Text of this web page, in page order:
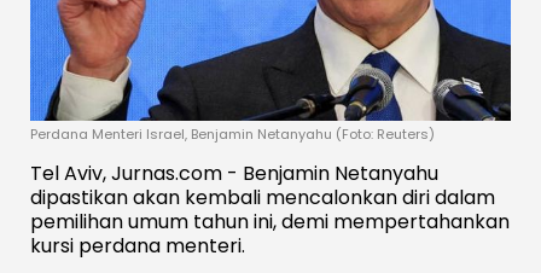
Perdana Menteri Israel, Benjamin Netanyahu (Foto: Reuters)
Tel Aviv, Jurnas.com - Benjamin Netanyahu
dipastikan akan kembali mencalonkan diri dalam
pemilihan umum tahun ini, demi mempertahankan
kursi perdana menteri.